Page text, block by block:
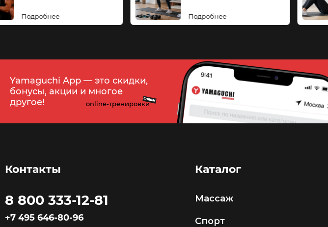
Подробнее Подробнее
Yamaguchi App — это скидки,
бонусы, акции и многое
другое!
online-тренировки
СПЕШИ
Контакты
8 800 333-12-81
+7 495 646-80-96
Каталог
Массаж
Спорт